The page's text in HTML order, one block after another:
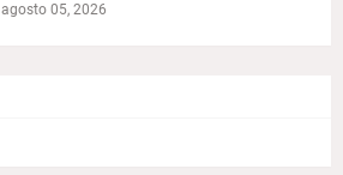
agosto 05, 2026